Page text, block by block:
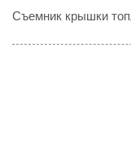
Съемник крышки